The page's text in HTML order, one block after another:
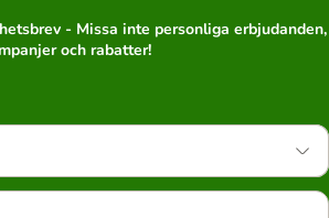
- Missa inte personliga erbjudanden,
och rabatter!